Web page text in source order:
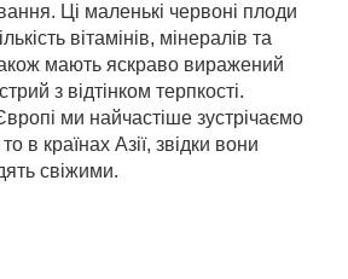
Ці маленькі червоні плоди
вітамінів, мінералів та
мають яскраво виражений
з відтінком терпкості.
ми найчастіше зустрічаємо
в країнах Азії, звідки вони
свіжими.